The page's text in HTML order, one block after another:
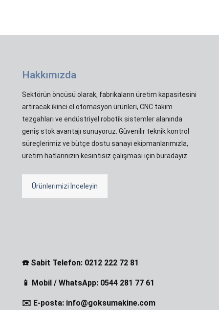
Hakkımızda
Sektörün öncüsü olarak, fabrikaların üretim kapasitesini
artıracak ikinci el otomasyon ürünleri, CNC takım
tezgahları ve endüstriyel robotik sistemler alanında
geniş stok avantajı sunuyoruz. Güvenilir teknik kontrol
süreçlerimiz ve bütçe dostu sanayi ekipmanlarımızla,
üretim hatlarınızın kesintisiz çalışması için buradayız.
Ürünlerimizi İnceleyin
☎️ Sabit Telefon: 0212 222 72 81
📱 Mobil / WhatsApp: 0544 281 77 61
✉️ E-posta: info@goksumakine.com